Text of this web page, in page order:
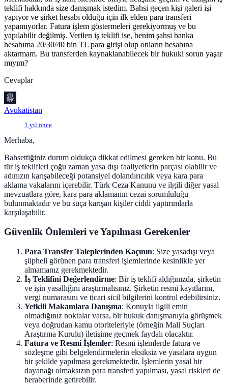
teklifi hakkında size danışmak istedim. Bahsi geçen kişi galeri işi
yapıyor ve şirket hesabı olduğu için ilk elden para transferi
yapamıyorlar. Fatura işlem göstermeleri gerekiyormuş ve bu
yapılabilir değilmiş. Verilen iş teklifi ise, benim şahsi banka
hesabıma 20/30/40 bin TL para girişi olup onların hesabına
aktarmam. Bu transferden kaynaklanabilecek bir hukuki sorun yaşar
mıyım?
Cevaplar
Avukatistan
1 yıl önce
Merhaba,
Bahsettiğiniz durum oldukça dikkat edilmesi gereken bir konu. Bu
tür iş teklifleri çoğu zaman yasa dışı faaliyetlerin parçası olabilir ve
adınızın karışabileceği potansiyel dolandırıcılık veya kara para
aklama vakalarını içerebilir. Türk Ceza Kanunu ve ilgili diğer yasal
mevzuatlara göre, kara para aklamanın cezai sorumluluğu
bulunmaktadır ve bu suça karışan kişiler ciddi yaptırımlarla
karşılaşabilir.
Güvenlik Önlemleri ve Yapılması Gerekenler
Para Transfer Taleplerinden Kaçının: Size yasadışı veya
şüpheli görünen para transferi işlemlerinde kesinlikle yer
almamanız gerekmektedir.
İş Teklifini Değerlendirme: Bir iş teklifi aldığınızda, şirketin
ve işin yasallığını araştırmalısınız. Şirketin resmi kayıtlarını,
vergi numarasını ve ticari sicil bilgilerini kontrol edebilirsiniz.
Yetkili Makamlara Danışma: Konuyla ilgili emin
olmadığınız noktalar varsa, bir hukuk danışmanıyla görüşmek
veya doğrudan kamu otoriteleriyle (örneğin Mali Suçları
Araştırma Kurulu) iletişime geçmek faydalı olacaktır.
Fatura ve Resmi İşlemler: Resmi işlemlerde fatura ve
sözleşme gibi belgelendirmelerin eksiksiz ve yasalara uygun
bir şekilde yapılması gerekmektedir. İşlemlerin yasal bir
dayanağı olmaksızın para transferi yapılması, yasal riskleri de
beraberinde getirebilir.